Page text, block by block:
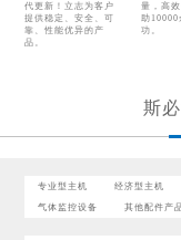
代更新！立志为客户
提供稳定、安全、可
靠、性能优异的产
品。
量，高
助10000
功。
斯
专业型主机 经济型主机
气体监控设备 其他配件产